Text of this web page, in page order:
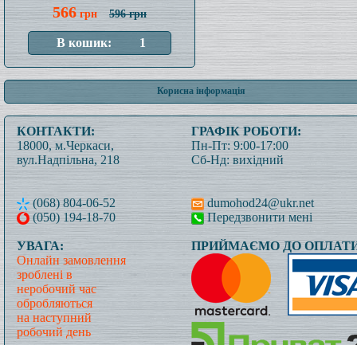
566 грн 596 грн
Корисна інформація
КОНТАКТИ:
18000, м.Черкаси,
вул.Надпільна, 218
(068) 804-06-52
(050) 194-18-70
ГРАФІК РОБОТИ:
Пн-Пт: 9:00-17:00
Сб-Нд: вихідний
dumohod24@ukr.net
Передзвонити мені
УВАГА:
Онлайн замовлення
зроблені в
неробочий час
обробляються
на наступний
робочий день
ПРИЙМАЄМО ДО